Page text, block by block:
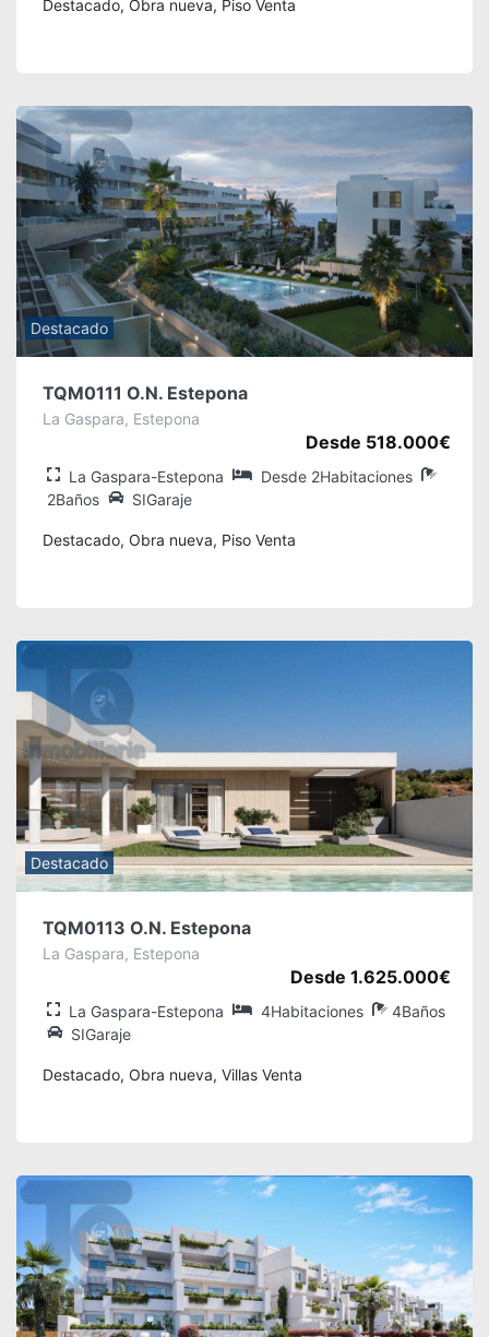
Destacado, Obra nueva, Piso Venta
Desde 518.000€
Destacado
TQM0111 O.N. Estepona
La Gaspara, Estepona
La Gaspara-Estepona
Desde 2Habitaciones
2Baños
SIGaraje
Destacado, Obra nueva, Piso Venta
Desde 1.625.000€
Destacado
TQM0113 O.N. Estepona
La Gaspara, Estepona
La Gaspara-Estepona 4Habitaciones
4Baños
SIGaraje
Destacado, Obra nueva, Villas Venta